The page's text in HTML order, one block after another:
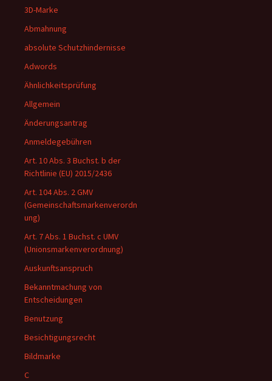
3D-Marke
Abmahnung
absolute Schutzhindernisse
Adwords
Ähnlichkeitsprüfung
Allgemein
Änderungsantrag
Anmeldegebühren
Art. 10 Abs. 3 Buchst. b der
Richtlinie (EU) 2015/2436
Art. 104 Abs. 2 GMV
(Gemeinschaftsmarkenverordn
ung)
Art. 7 Abs. 1 Buchst. c UMV
(Unionsmarkenverordnung)
Auskunftsanspruch
Bekanntmachung von
Entscheidungen
Benutzung
Besichtigungsrecht
Bildmarke
C